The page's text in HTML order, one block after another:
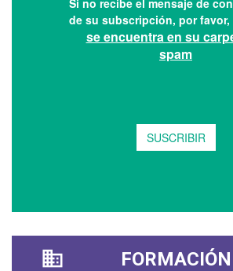
FORMACIÓN